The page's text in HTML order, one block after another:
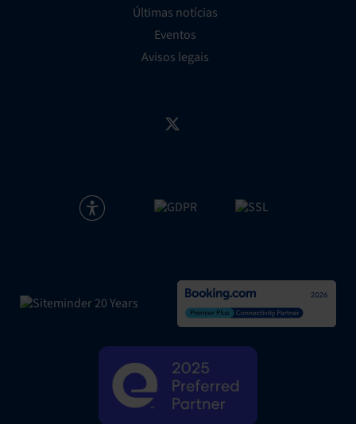
Últimas notícias
Eventos
Avisos legais